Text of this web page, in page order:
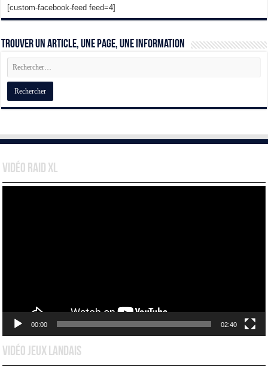
[custom-facebook-feed feed=4]
Trouver un article, une page, une information
Vidéo Raid XL
00:00 02:40
Vidéo Jeux Landais